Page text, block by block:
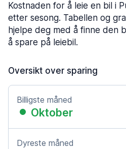
Kostnaden for å leie en bil i
etter sesong. Tabellen og
hjelpe deg med å finne den
å spare på leiebil.
Oversikt over sparing
Billigste måned
Oktober
Dyreste måned